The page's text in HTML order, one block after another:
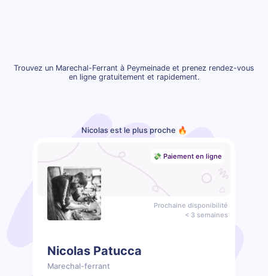
Trouvez un Marechal-Ferrant à Peymeinade et prenez rendez-vous
en ligne gratuitement et rapidement.
Nicolas est le plus proche 🔥
💸 Paiement en ligne
Prochaine disponibilité
< 3 semaines
Nicolas Patucca
Marechal-ferrant